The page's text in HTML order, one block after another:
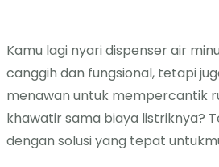
Kamu lagi nyari dispenser air
canggih dan fungsional, tetapi
menawan untuk mempercantik
khawatir sama biaya listriknya?
dengan solusi yang tepat